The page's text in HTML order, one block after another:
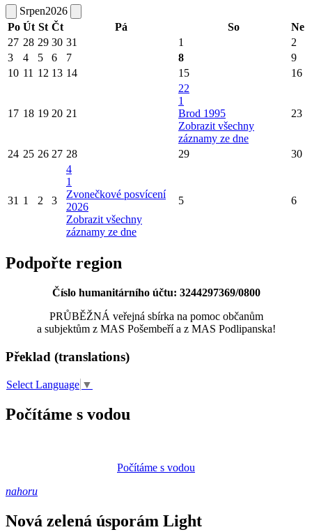
Srpen2026
Po Út St Čt Pá So
Ne
27 28 29 30 31 1
2
3
4 5 6 7 8
9
10 11 12 13 14 15 16
17 18 19 20 21
22
1
Brod 1995
Zobrazit všechny
záznamy ze dne
23
24 25 26 27 28 29 30
31 1 2 3
4
1
Zvonečkové posvícení
2026
Zobrazit všechny
záznamy ze dne
5 6
Podpořte region
Číslo humanitárního účtu: 3244297369/0800
PRŮBĚŽNÁ veřejná sbírka na pomoc občanům
a subjektům z MAS Pošembeří a z MAS Podlipanska!
Překlad (translations)
Select Language ▼
Počítáme s vodou
Počítáme s vodou
nahoru
Nová zelená úsporám Light